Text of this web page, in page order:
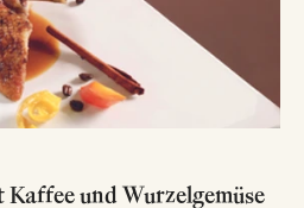
und Wurzelgemüse